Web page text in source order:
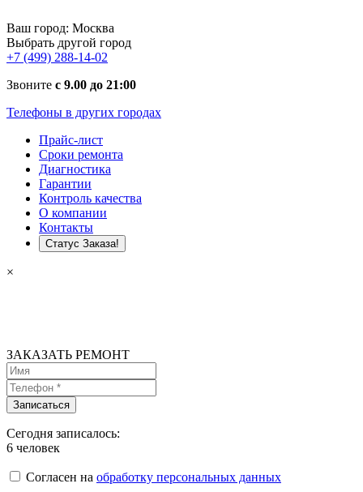
Ваш город: Москва
Выбрать другой город
+7 (499) 288-14-02
Звоните с 9.00 до 21:00
Телефоны в других городах
Прайс-лист
Сроки ремонта
Диагностика
Гарантии
Контроль качества
О компании
Контакты
Статус Заказа!
×
ЗАКАЗАТЬ РЕМОНТ
Сегодня записалось:
6 человек
Согласен на обработку персональных данных